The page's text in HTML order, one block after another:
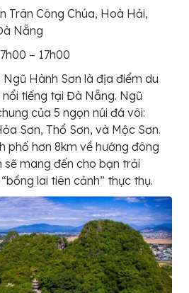
Trân Công Chúa, Hoà Hải,
Nẵng
– 17h00
Hành Sơn là địa điểm du
tiếng tại Đà Nẵng. Ngũ
của 5 ngọn núi đá vôi:
Sơn, Thổ Sơn, và Mộc Sơn.
phố hơn 8km về hướng đông
sẽ mang đến cho bạn trải
lai tiên cảnh” thực thụ.